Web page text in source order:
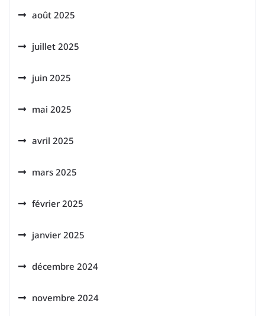
août 2025
juillet 2025
juin 2025
mai 2025
avril 2025
mars 2025
février 2025
janvier 2025
décembre 2024
novembre 2024